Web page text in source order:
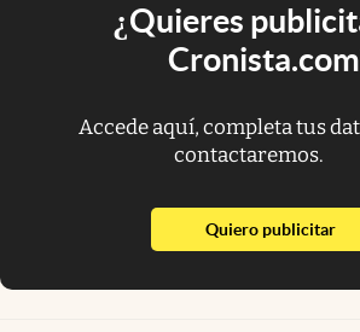
¿Quieres
Accede aquí, completa tus
contactaremos.
Quiero publicitar